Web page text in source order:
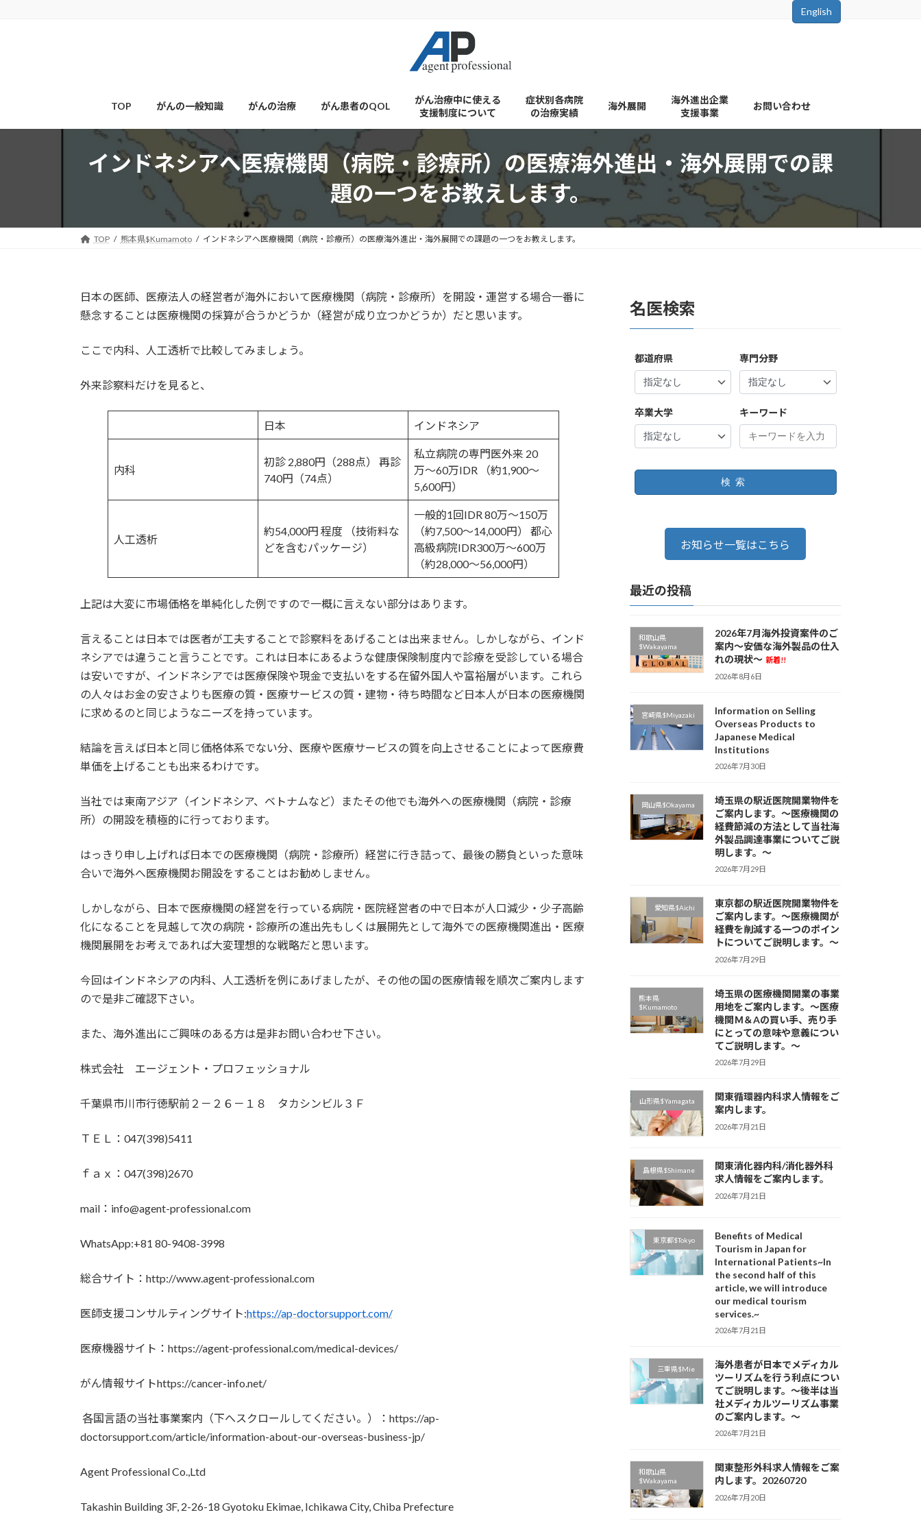
English
TOP がんの一般知識 がんの治療 がん患者のQOL
がん治療中に使える
支援制度について
症状別各病院
の治療実績
海外展開
海外進出企業
支援事業
お問い合わせ
インドネシアへ医療機関（病院・診療所）の医療海外進出・海外展開での課
題の一つをお教えします。
TOP 熊本県$Kumamoto インドネシアへ医療機関（病院・診療所）の医療海外進出・海外展開での課題の一つをお教えします。
日本の医師、医療法人の経営者が海外において医療機関（病院・診療所）を開設・運営する場合一番に
懸念することは医療機関の採算が合うかどうか（経営が成り立つかどうか）だと思います。
ここで内科、人工透析で比較してみましょう。
外来診察料だけを見ると、
日本 インドネシア
内科
初診 2,880円（288点） 再診
740円（74点）
私立病院の専門医外来 20
万〜60万IDR （約1,900〜
5,600円）
人工透析
約54,000円 程度 （技術料な
どを含むパッケージ）
一般的1回IDR 80万〜150万
（約7,500〜14,000円） 都心
高級病院IDR300万〜600万
（約28,000〜56,000円）
上記は大変に市場価格を単純化した例ですので一概に言えない部分はあります。
言えることは日本では医者が工夫することで診察料をあげることは出来ません。しかしながら、インド
ネシアでは違うこと言うことです。これは日本にあるような健康保険制度内で診療を受診している場合
は安いですが、インドネシアでは医療保険や現金で支払いをする在留外国人や富裕層がいます。これら
の人々はお金の安さよりも医療の質・医療サービスの質・建物・待ち時間など日本人が日本の医療機関
に求めるのと同じようなニーズを持っています。
結論を言えば日本と同じ価格体系でない分、医療や医療サービスの質を向上させることによって医療費
単価を上げることも出来るわけです。
当社では東南アジア（インドネシア、ベトナムなど）またその他でも海外への医療機関（病院・診療
所）の開設を積極的に行っております。
はっきり申し上げれば日本での医療機関（病院・診療所）経営に行き詰って、最後の勝負といった意味
合いで海外へ医療機関お開設をすることはお勧めしません。
しかしながら、日本で医療機関の経営を行っている病院・医院経営者の中で日本が人口減少・少子高齢
化になることを見越して次の病院・診療所の進出先もしくは展開先として海外での医療機関進出・医療
機関展開をお考えであれば大変理想的な戦略だと思います。
今回はインドネシアの内科、人工透析を例にあげましたが、その他の国の医療情報を順次ご案内します
ので是非ご確認下さい。
また、海外進出にご興味のある方は是非お問い合わせ下さい。
株式会社 エージェント・プロフェッショナル
千葉県市川市行徳駅前２－２６－１８ タカシンビル３Ｆ
ＴＥＬ：047(398)5411
ｆａｘ：047(398)2670
mail：info@agent-professional.com
WhatsApp:+81 80-9408-3998
総合サイト：http://www.agent-professional.com
医師支援コンサルティングサイト:https://ap-doctorsupport.com/
医療機器サイト：https://agent-professional.com/medical-devices/
がん情報サイトhttps://cancer-info.net/
各国言語の当社事業案内（下へスクロールしてください。）：https://ap-
doctorsupport.com/article/information-about-our-overseas-business-jp/
Agent Professional Co.,Ltd
Takashin Building 3F, 2-26-18 Gyotoku Ekimae, Ichikawa City, Chiba Prefecture
名医検索
都道府県 専門分野
卒業大学 キーワード
検索
お知らせ一覧はこちら
最近の投稿
和歌山県
$Wakayama
2026年7月海外投資案件のご
案内～安価な海外製品の仕入
れの現状～ 新着!!
2026年8月6日
宮崎県$Miyazaki
Information on Selling
Overseas Products to
Japanese Medical
Institutions
2026年7月30日
岡山県$Okayama
埼玉県の駅近医院開業物件を
ご案内します。～医療機関の
経費節減の方法として当社海
外製品調達事業についてご説
明します。～
2026年7月29日
愛知県$Aichi
東京都の駅近医院開業物件を
ご案内します。～医療機関が
経費を削減する一つのポイン
トについてご説明します。～
2026年7月29日
熊本県
$Kumamoto
埼玉県の医療機関開業の事業
用地をご案内します。～医療
機関Ｍ＆Aの買い手、売り手
にとっての意味や意義につい
てご説明します。～
2026年7月29日
山形県$Yamagata
関東循環器内科求人情報をご
案内します。
2026年7月21日
島根県$Shimane
関東消化器内科/消化器外科
求人情報をご案内します。
2026年7月21日
東京都$Tokyo
Benefits of Medical
Tourism in Japan for
International Patients~In
the second half of this
article, we will introduce
our medical tourism
services.~
2026年7月21日
三重県$Mie
海外患者が日本でメディカル
ツーリズムを行う利点につい
てご説明します。～後半は当
社メディカルツーリズム事業
のご案内します。～
2026年7月21日
和歌山県
$Wakayama
関東整形外科求人情報をご案
内します。20260720
2026年7月20日